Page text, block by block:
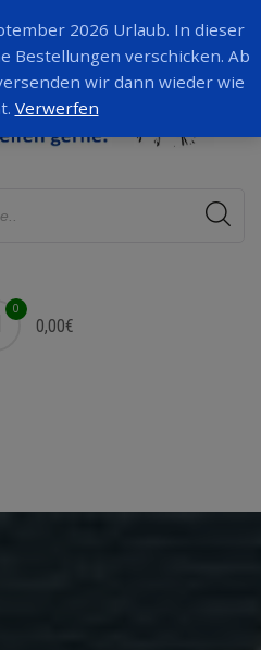
0
0,00€
2026 Urlaub. In dieser
Bestellungen verschicken. Ab
wir dann wieder wie
Verwerfen